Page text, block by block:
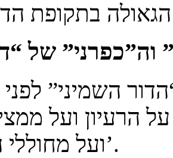
השמיני”
הרעיון ועל
ועל מחוללי השיטה וכו’.